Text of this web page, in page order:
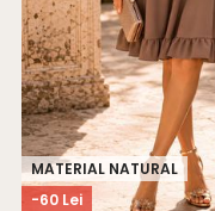
-60 Lei
MATERIAL NATURAL